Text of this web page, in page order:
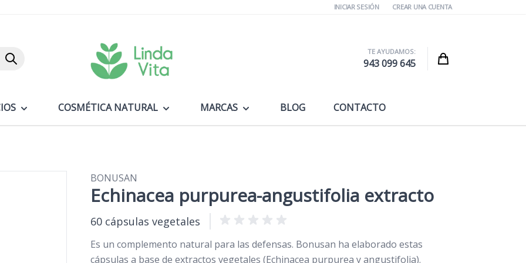
INICIAR SESIÓN CREAR UNA CUENTA
Buscar
TE AYUDAMOS:
943 099 645 Cart
COSMÉTICA NATURAL MARCAS BLOG CONTACTO
BONUSAN
Echinacea purpurea-angustifolia extracto
60 cápsulas vegetales
Es un complemento natural para las defensas. Bonusan ha elaborado estas
cápsulas a base de extractos vegetales (Echinacea purpurea y angustifolia).